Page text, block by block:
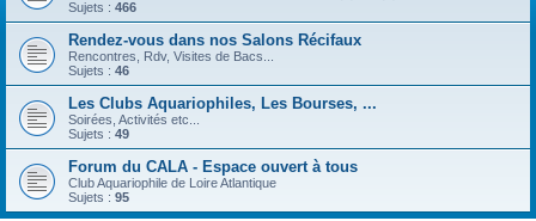
r
Sujets : 466
Rendez-vous dans nos Salons Récifaux
Rencontres, Rdv, Visites de Bacs...
Sujets : 46
Les Clubs Aquariophiles, Les Bourses, ...
Soirées, Activités etc...
Sujets : 49
Forum du CALA - Espace ouvert à tous
Club Aquariophile de Loire Atlantique
Sujets : 95